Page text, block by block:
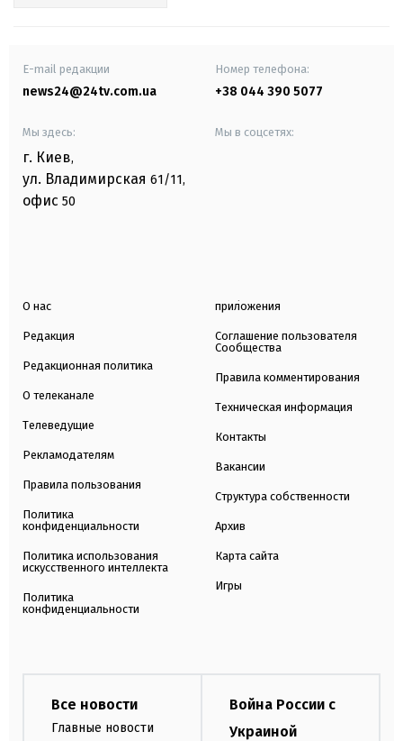
E-mail редакции
news24@24tv.com.ua
Номер телефона:
+38 044 390 5077
Мы здесь:
г. Киев,
ул. Владимирская 61/11,
офис 50
Мы в соцсетях:
О нас
Редакция
Редакционная политика
О телеканале
Телеведущие
Рекламодателям
Правила пользования
Политика
конфиденциальности
Политика использования
искусственного интеллекта
Политика
конфиденциальности
приложения
Соглашение пользователя
Сообщества
Правила комментирования
Техническая информация
Контакты
Вакансии
Структура собственности
Архив
Карта сайта
Игры
Все новости
Главные новости
Война России с
Украиной